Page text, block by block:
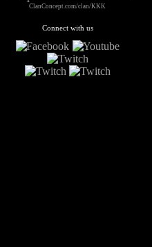
ClanConcept.com/clan/KKK
Connect with us